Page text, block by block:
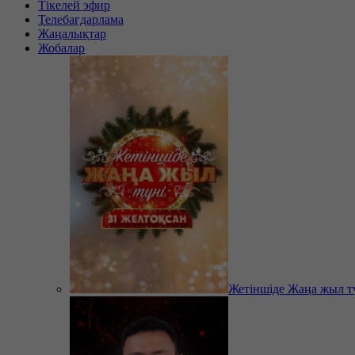
Тікелей эфир
Телебағдарлама
Жаңалықтар
Жобалар
Жетіншіде Жаңа жыл